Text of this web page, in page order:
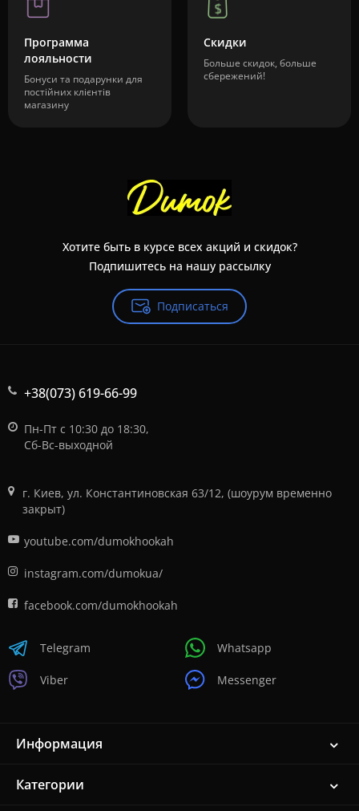
Программа
лояльности
Бонуси та подарунки для
постійних клієнтів
магазину
Скидки
Больше скидок, больше
сбережений!
Хотите быть в курсе всех акций и скидок?
Подпишитесь на нашу рассылку
Подписаться
+38(073) 619-66-99
Пн-Пт с 10:30 до 18:30,
Сб-Вс-выходной
г. Киев, ул. Константиновская 63/12, (шоурум временно
закрыт)
youtube.com/dumokhookah
instagram.com/dumokua/
facebook.com/dumokhookah
Telegram
Viber
Whatsapp
Messenger
Информация
Категории